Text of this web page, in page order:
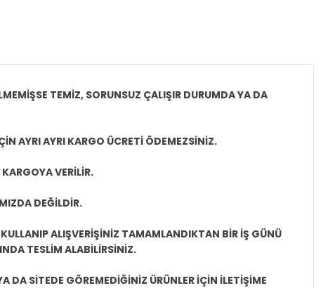
TEMİZ, SORUNSUZ ÇALIŞIR DURUMDA YA DA
AYRI AYRI KARGO ÜCRETİ ÖDEMEZSİNİZ.
VERİLİR.
DEĞİLDİR.
ALIŞVERİŞİNİZ TAMAMLANDIKTAN BİR İŞ GÜNÜ
TESLİM ALABİLİRSİNİZ.
DA SİTEDE GÖREMEDİĞİNİZ ÜRÜNLER İÇİN İLETİŞİME